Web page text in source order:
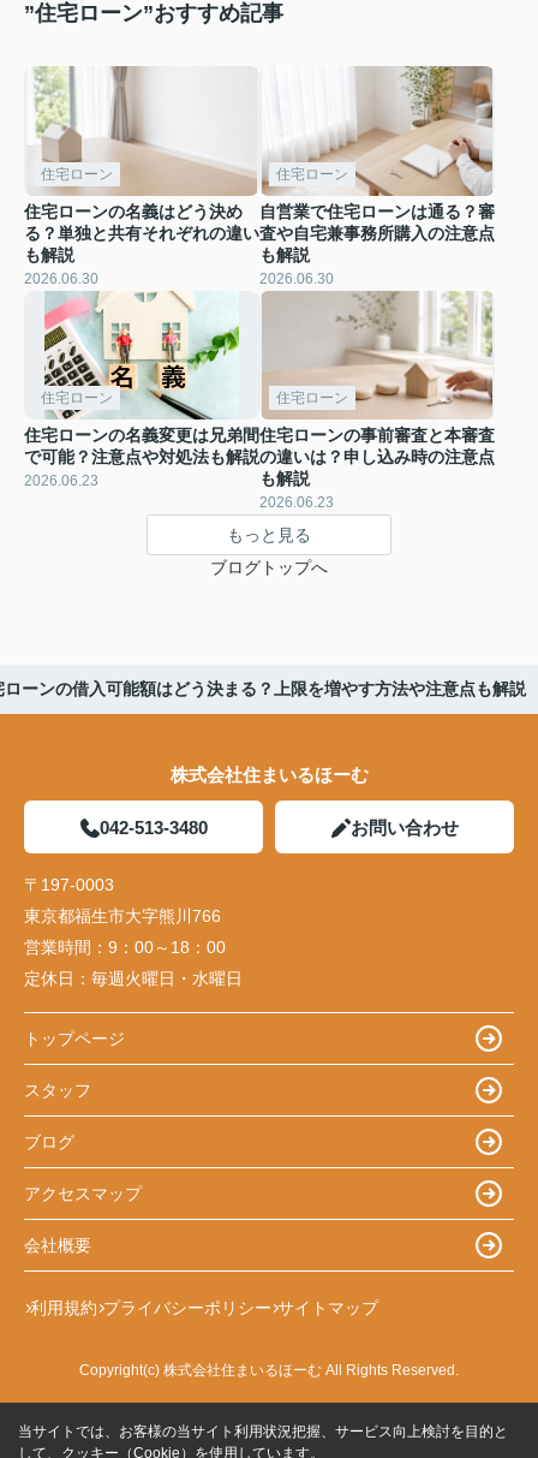
”住宅ローン”おすすめ記事
住宅ローン
住宅ローンの名義はどう決め
る？単独と共有それぞれの違い
も解説
2026.06.30
住宅ローン
自営業で住宅ローンは通る？審
査や自宅兼事務所購入の注意点
も解説
2026.06.30
住宅ローン
住宅ローンの名義変更は兄弟間
で可能？注意点や対処法も解説
2026.06.23
住宅ローン
住宅ローンの事前審査と本審査
の違いは？申し込み時の注意点
も解説
2026.06.23
もっと見る
ブログトップへ
ローンの借入可能額はどう決まる？上限を増やす方法や注意点も解説
株式会社住まいるほーむ
042-513-3480 お問い合わせ
〒197-0003
東京都福生市大字熊川766
営業時間： 9：00～18：00
定休日： 毎週火曜日・水曜日
トップページ
スタッフ
ブログ
アクセスマップ
会社概要
利用規約 プライバシーポリシー サイトマップ
Copyright(c) 株式会社住まいるほーむ All Rights Reserved.
当サイトでは、お客様の当サイト利用状況把握、サービス向上検討を目的と
して、クッキー（Cookie）を使用しています。